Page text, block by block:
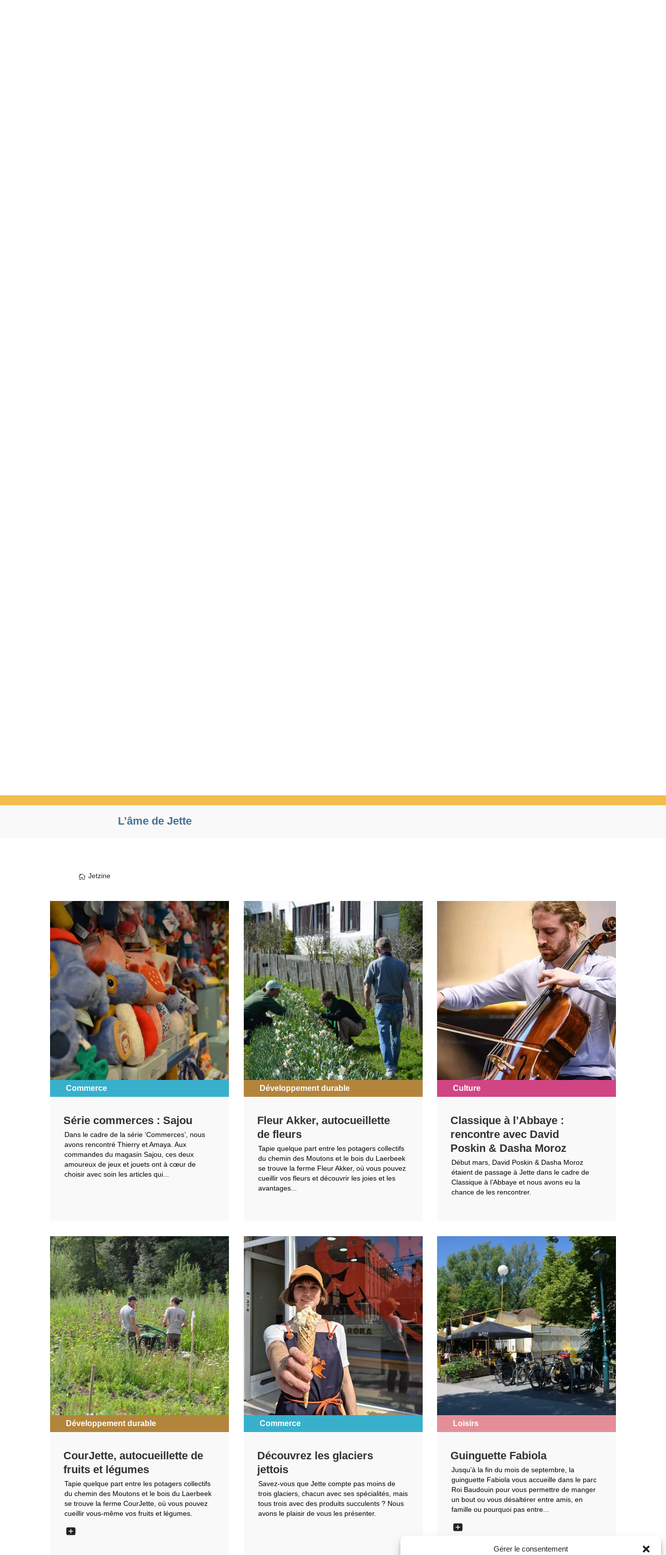
Gérer le consentement
L’âme de Jette
Jetzine
Commerce
Série commerces : Sajou
Dans le cadre de la série ‘Commerces’, nous
avons rencontré Thierry et Amaya. Aux
commandes du magasin Sajou, ces deux
amoureux de jeux et jouets ont à cœur de
choisir avec soin les articles qui...
Développement durable
Fleur Akker, autocueillette
de fleurs
Tapie quelque part entre les potagers collectifs
du chemin des Moutons et le bois du Laerbeek
se trouve la ferme Fleur Akker, où vous pouvez
cueillir vos fleurs et découvrir les joies et les
avantages...
Culture
Classique à l’Abbaye :
rencontre avec David
Poskin & Dasha Moroz
Début mars, David Poskin & Dasha Moroz
étaient de passage à Jette dans le cadre de
Classique à l’Abbaye et nous avons eu la
chance de les rencontrer.
Développement durable
CourJette, autocueillette de
fruits et légumes
Tapie quelque part entre les potagers collectifs
du chemin des Moutons et le bois du Laerbeek
se trouve la ferme CourJette, où vous pouvez
cueillir vous-même vos fruits et légumes.
Commerce
Découvrez les glaciers
jettois
Savez-vous que Jette compte pas moins de
trois glaciers, chacun avec ses spécialités, mais
tous trois avec des produits succulents ? Nous
avons le plaisir de vous les présenter.
Loisirs
Guinguette Fabiola
Jusqu’à la fin du mois de septembre, la
guinguette Fabiola vous accueille dans le parc
Roi Baudouin pour vous permettre de manger
un bout ou vous désaltérer entre amis, en
famille ou pourquoi pas entre...